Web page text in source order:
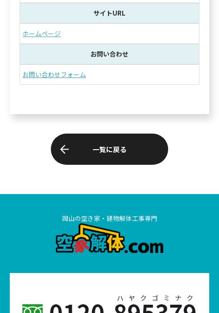
サイトURL
ホームページ
お問い合わせ
お問い合わせフォーム
一覧に戻る
岡山の空き家・建物解体工事専門